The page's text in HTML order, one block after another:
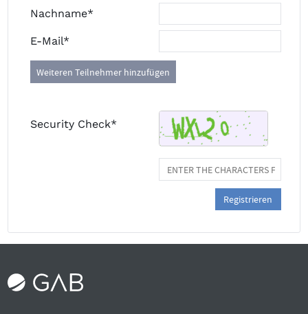
Nachname*
E-Mail*
Weiteren Teilnehmer hinzufügen
Security Check*
Registrieren